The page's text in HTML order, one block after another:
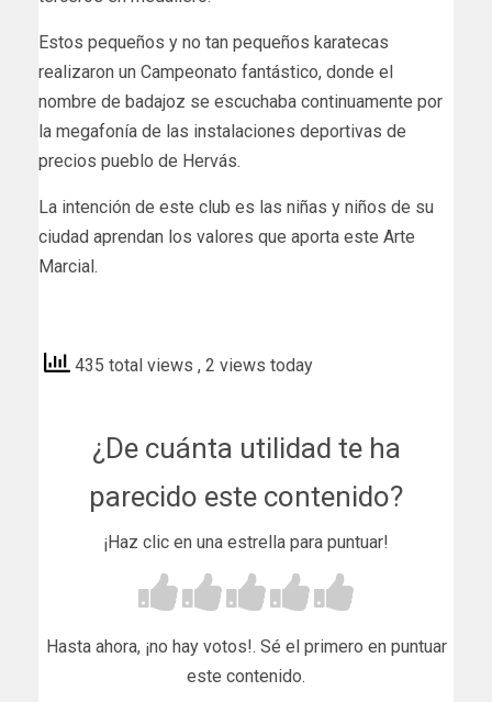
Estos pequeños y no tan pequeños karatecas
realizaron un Campeonato fantástico, donde el
nombre de badajoz se escuchaba continuamente por
la megafonía de las instalaciones deportivas de
precios pueblo de Hervás.
La intención de este club es las niñas y niños de su
ciudad aprendan los valores que aporta este Arte
Marcial.
435 total views , 2 views today
¿De cuánta utilidad te ha
parecido este contenido?
¡Haz clic en una estrella para puntuar!
Hasta ahora, ¡no hay votos!. Sé el primero en puntuar
este contenido.